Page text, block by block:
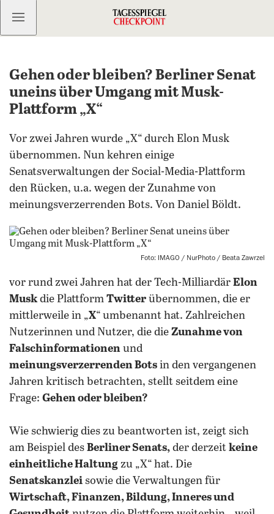
Kostenlos anmelden
Gehen oder bleiben? Berliner Senat
uneins über Umgang mit Musk-
Plattform „X“
Vor zwei Jahren wurde „X“ durch Elon Musk
übernommen. Nun kehren einige
Senatsverwaltungen der Social-Media-Plattform
den Rücken, u.a. wegen der Zunahme von
meinungsverzerrenden Bots. Von Daniel Böldt.
Foto: IMAGO / NurPhoto / Beata Zawrzel
vor rund zwei Jahren hat der Tech-Milliardär Elon
Muskdie Plattform Twitter übernommen, die er
mittlerweile in „X“ umbenannt hat. Zahlreichen
Nutzerinnen und Nutzer, die die Zunahme von
Falschinformationen und
meinungsverzerrenden Bots in den vergangenen
Jahren kritisch betrachten, stellt seitdem eine
Frage: Gehen oder bleiben?
Wie schwierig dies zu beantworten ist, zeigt sich
am Beispiel des Berliner Senats, der derzeit keine
einheitliche Haltung zu „X“ hat. Die
Senatskanzlei sowie die Verwaltungen für
Wirtschaft, Finanzen, Bildung, Inneres und